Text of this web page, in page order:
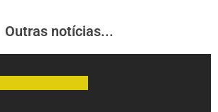
Outras notícias...